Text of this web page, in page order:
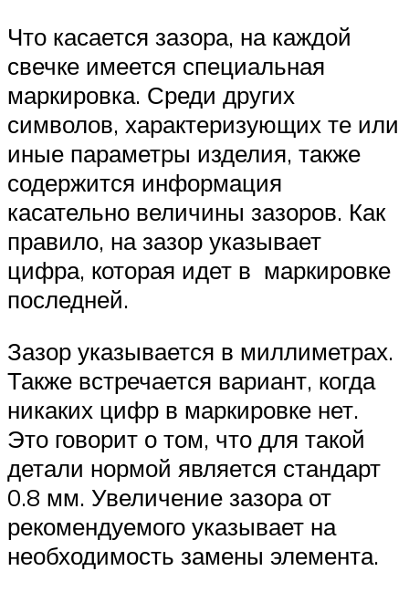
Что касается зазора, на каждой
свечке имеется специальная
маркировка. Среди других
символов, характеризующих те или
иные параметры изделия, также
содержится информация
касательно величины зазоров. Как
правило, на зазор указывает
цифра, которая идет в маркировке
последней.
Зазор указывается в миллиметрах.
Также встречается вариант, когда
никаких цифр в маркировке нет.
Это говорит о том, что для такой
детали нормой является стандарт
0.8 мм. Увеличение зазора от
рекомендуемого указывает на
необходимость замены элемента.